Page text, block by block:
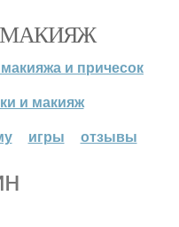
МАКИЯЖ
и причесок
и макияж
игры отзывы